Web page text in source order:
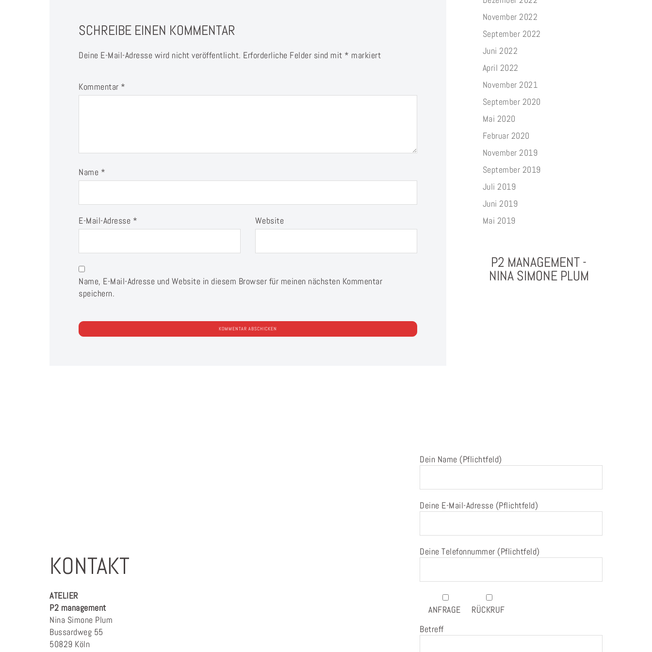
SCHREIBE EINEN KOMMENTAR
Deine E-Mail-Adresse wird nicht veröffentlicht. Erforderliche Felder sind mit * markiert
Kommentar *
Name *
E-Mail-Adresse * Website
Name, E-Mail-Adresse und Website in diesem Browser für meinen nächsten Kommentar
speichern.
November 2022
September 2022
Juni 2022
April 2022
November 2021
September 2020
Mai 2020
Februar 2020
November 2019
September 2019
Juli 2019
Juni 2019
Mai 2019
P2 MANAGEMENT -
NINA SIMONE PLUM
KONTAKT
ATELIER
P2 management
Nina Simone Plum
Bussardweg 55
50829 Köln
Dein Name (Pflichtfeld)
Deine E-Mail-Adresse (Pflichtfeld)
Deine Telefonnummer (Pflichtfeld)
ANFRAGE
RÜCKRUF
Betreff